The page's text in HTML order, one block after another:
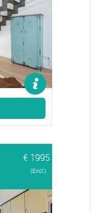
€ 1995
(Excl.)